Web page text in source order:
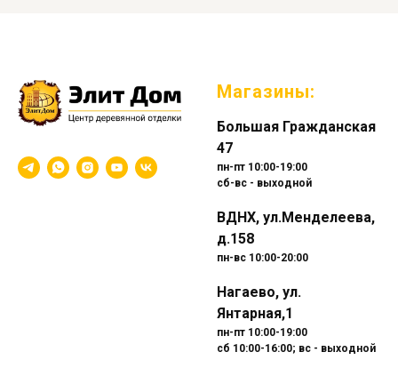
Магазины:
Большая Гражданская
47
пн-пт 10:00-19:00
сб-вс - выходной
ВДНХ, ул.Менделеева,
д.158
пн-вс 10:00-20:00
Нагаево, ул.
Янтарная,1
пн-пт 10:00-19:00
сб 10:00-16:00; вс - выходной